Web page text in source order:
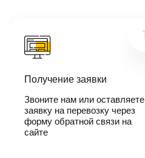
менеджер-
свяжется с
вами,
согласует
детали
автоперевозки,
1
Получение заявки
Звоните нам или оставляете
заявку на перевозку через
форму обратной связи на
сайте